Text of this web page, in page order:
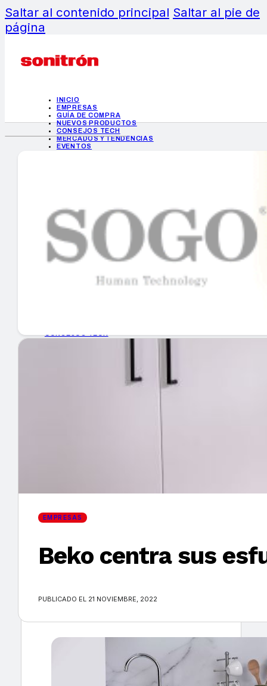
Saltar al contenido principal Saltar al pie de
página
INICIO
EMPRESAS
GUÍA DE COMPRA
NUEVOS PRODUCTOS
CONSEJOS TECH
MERCADOS Y TENDENCIAS
EVENTOS
INICIO
EMPRESAS
GUÍA DE COMPRA
Encuentra tu noticia
EMPRESAS
Beko centra sus
PUBLICADO EL 21 NOVIEMBRE, 2022